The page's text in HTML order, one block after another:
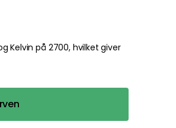
Kelvin på 2700, hvilket giver